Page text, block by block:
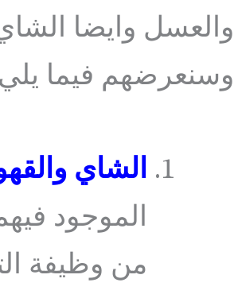
والعسل وايضا
وسنعرضهم فيما
الشاي
الموجود
من وظيفة